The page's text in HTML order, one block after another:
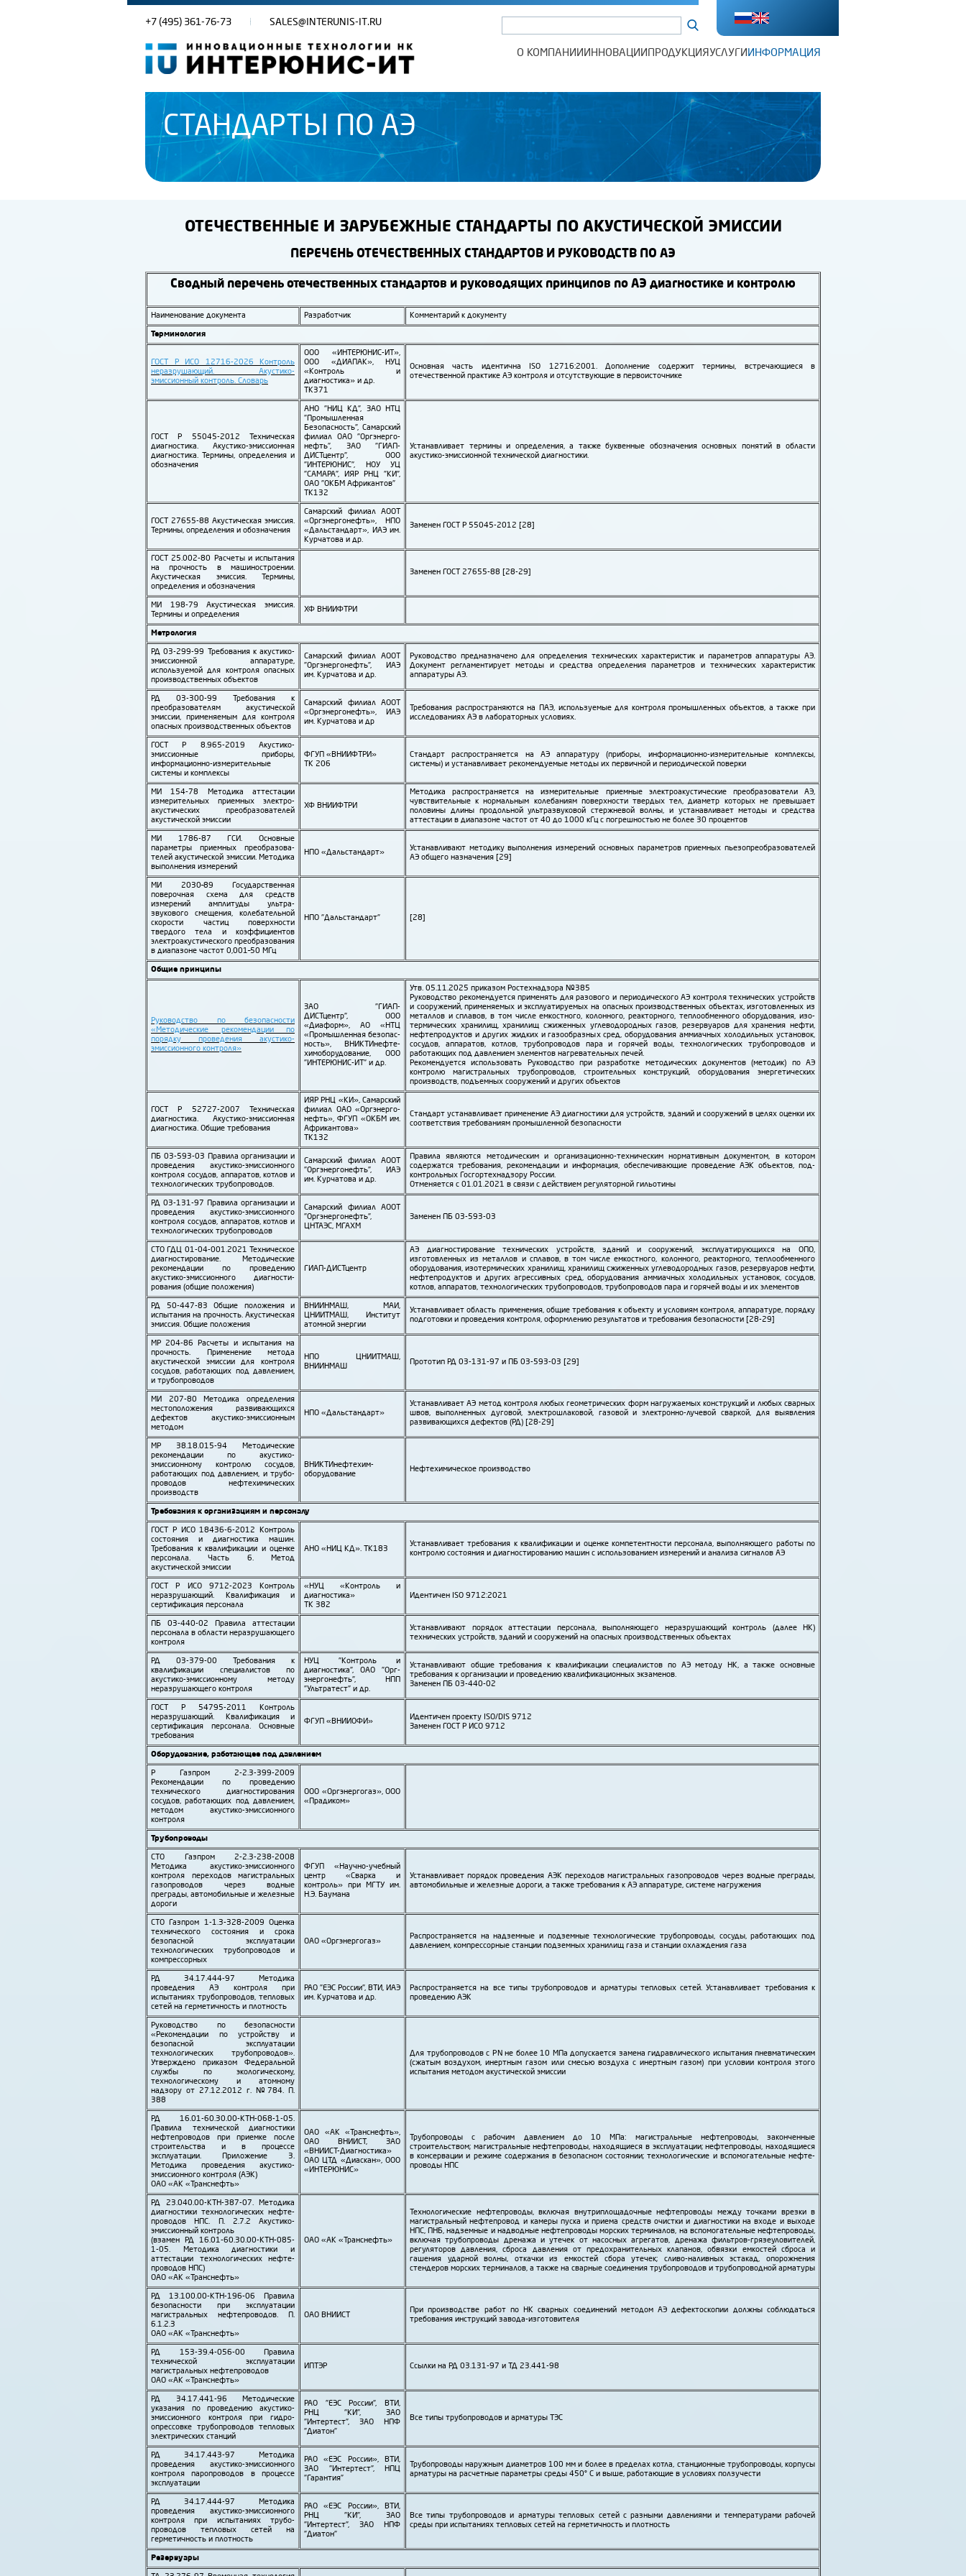
+7 (495) 361-76-73 SALES@INTERUNIS-IT.RU
О КОМПАНИИ ИННОВАЦИИПРОДУКЦИЯУСЛУГИ ИНФОРМАЦИЯ
СТАНДАРТЫ ПО АЭ
ОТЕЧЕСТВЕННЫЕ И ЗАРУБЕЖНЫЕ СТАНДАРТЫ ПО АКУСТИЧЕСКОЙ ЭМИССИИ
ПЕРЕЧЕНЬ ОТЕЧЕСТВЕННЫХ СТАНДАРТОВ И РУКОВОДСТВ ПО АЭ
Сводный перечень отечественных стандартов и руководящих принципов по АЭ диагностике и контролю
Наименование документа Разработчик Комментарий к документу
Терминология
ГОСТ Р ИСО 12716-2026 Контроль
неразрушающий. Акустико-
эмиссионный контроль. Словарь
ООО «ИНТЕРЮНИС-ИТ»,
ООО «ДИАПАК», НУЦ
«Контроль и
диагностика» и др.
ТК371
Основная часть идентична ISO 12716:2001. Дополнение содержит термины, встречающиеся в
отечественной практике АЭ контроля и отсутствующие в первоисточнике
ГОСТ Р 55045-2012 Техническая
диагностика. Акустико-эмиссионная
диагностика. Термины, определения и
обозначения
АНО "НИЦ КД", ЗАО НТЦ
"Промыш­ленная
Безопасность", Самарский
филиал ОАО "Орг­энерго­
нефть", ЗАО "ГИАП-
ДИСТцентр", ООО
"ИНТЕРЮНИС", НОУ УЦ
"САМАРА", ИЯР РНЦ "КИ",
ОАО "ОКБМ Африкантов"
ТК132
Устанавливает термины и определения, а также буквенные обозначения основных понятий в области
акустико-эмиссионной технической диагностики.
ГОСТ 27655-88 Акустическая эмиссия.
Термины, определения и обозначения
Самарский филиал АООТ
«Орг­энерго­нефть», НПО
«Даль­стандарт», ИАЭ им.
Курчатова и др.
Заменен ГОСТ Р 55045-2012 [28]
ГОСТ 25.002-80 Расчеты и испытания
на прочность в машино­строении.
Акустическая эмиссия. Термины,
определения и обозначения
Заменен ГОСТ 27655-88 [28-29]
МИ 198-79 Акустическая эмиссия.
Термины и определения
ХФ ВНИИФТРИ
Метрология
РД 03-299-99 Требования к акустико-
эмиссионной аппаратуре,
используемой для контроля опасных
производ­ственных объектов
Самарский филиал АООТ
"Орг­энерго­нефть", ИАЭ
им. Курчатова и др.
Руководство пред­назначено для определения технических характеристик и параметров аппаратуры АЭ.
Документ регламентирует методы и средства определения параметров и технических характеристик
аппаратуры АЭ.
РД 03-300-99 Требования к
преобразо­ва­телям акустической
эмиссии, применяемым для контроля
опасных производ­ственных объектов
Самарский филиал АООТ
«Орг­энерго­нефть», ИАЭ
им. Курчатова и др
Требования распро­страняются на ПАЭ, используемые для контроля промыш­ленных объектов, а также при
исследованиях АЭ в лабораторных условиях.
ГОСТ Р 8.965-2019 Акустико-
эмиссионные приборы,
информационно-измерительные
системы и комплексы
ФГУП «ВНИИФТРИ»
ТК 206
Стандарт распро­страняется на АЭ аппаратуру (приборы, информационно-измерительные комплексы,
системы) и устанавливает рекомендуемые методы их первичной и периодической поверки
МИ 154-78 Методика аттестации
измерительных приемных электро­
акустических преобразо­ва­телей
акустической эмиссии
ХФ ВНИИФТРИ
Методика распро­страняется на измерительные приемные электро­акустические преобразо­ва­тели АЭ,
чувствительные к нормальным колебаниям поверхности твердых тел, диаметр которых не превышает
половины длины продольной ультра­звуковой стержневой волны, и устанавливает методы и средства
аттестации в диапазоне частот от 40 до 1000 кГц с погрешностью не более 30 процентов
МИ 1786-87 ГСИ. Основные
параметры приемных преобразо­ва­
телей акустической эмиссии. Методика
выполнения измерений
НПО «Даль­стандарт»
Устанавливают методику выполнения измерений основных параметров приемных пьезо­преобразо­ва­телей
АЭ общего назначения [29]
МИ 2030–89 Государ­ственная
поверочная схема для средств
измерений амплитуды ультра­
звукового смещения, колебательной
скорости частиц поверхности
твердого тела и коэффициентов
электро­акустического преобразования
в диапазоне частот 0,001–50 МГц
НПО "Даль­стандарт" [28]
Общие принципы
Руко­вод­ство по безопас­ности
«Методические реко­мендации по
порядку проведения акустико-
эмиссионного контроля»
ЗАО "ГИАП-
ДИСТцентр", ООО
«Диаформ», АО «НТЦ
«Промыш­ленная безопас­
ность», ВНИКТИ­нефте­
хим­оборудо­вание, ООО
"ИНТЕРЮНИС-ИТ" и др.
Утв. 05.11.2025 приказом Рос­тех­над­зора №385
Руко­водство рекомен­дуется применять для разового и периоди­ческого АЭ контроля техни­ческих устройств
и сооружений, применяемых и эксплуати­руемых на опасных производ­ственных объектах, изготов­ленных из
металлов и сплавов, в том числе емкостного, колонного, реакторного, тепло­обменного оборудо­вания, изо­
термических хранилищ, хранилищ сжиженных угле­водо­родных газов, резер­вуаров для хранения нефти,
нефте­продуктов и других жидких и газо­образных сред, обору­дования аммиачных холодиль­ных установок,
сосудов, аппаратов, котлов, трубо­проводов пара и горячей воды, техно­логических трубо­проводов и
работающих под давлением элементов нагрева­тельных печей.
Рекомен­дуется использовать Руко­водство при разработке методи­ческих документов (методик) по АЭ
контролю маги­стральных трубо­проводов, строительных конструкций, оборудо­вания энерге­тических
производств, подъемных сооружений и других объектов
ГОСТ Р 52727-2007 Техническая
диагностика. Акустико-эмиссионная
диагностика. Общие требования
ИЯР РНЦ «КИ», Самарский
филиал ОАО «Орг­энерго­
нефть», ФГУП «ОКБМ им.
Африкантова»
ТК132
Стандарт устанавливает применение АЭ диагностики для устройств, зданий и сооружений в целях оценки их
соответствия требованиям промыш­ленной безопасности
ПБ 03-593-03 Правила организации и
проведения акустико-эмиссионного
контроля сосудов, аппаратов, котлов и
технологических трубо­проводов.
Самарский филиал АООТ
"Орг­энерго­нефть", ИАЭ
им. Курчатова и др.
Правила являются методическим и организационно-техническим нормативным документом, в котором
содержатся требования, рекомендации и информация, обеспечивающие проведение АЭК объектов, под­
контрольных Гос­гор­тех­надзору России.
Отменяется с 01.01.2021 в связи с действием регуляторной гильотины
РД 03-131-97 Правила организации и
проведения акустико-эмиссионного
контроля сосудов, аппаратов, котлов и
технологических трубо­проводов
Самарский филиал АООТ
"Орг­энерго­нефть",
ЦНТАЭС, МГАХМ
Заменен ПБ 03-593-03
СТО ГДЦ 01-04-001.2021 Техническое
диагности­рование. Методические
рекомендации по проведению
акустико-эмиссионного диагности­
рования (общие положения)
ГИАП-ДИСТцентр
АЭ диагности­рование технических устройств, зданий и сооружений, эксплуати­рующихся на ОПО,
изготовленных из металлов и сплавов, в том числе емкостного, колонного, реакторного, тепло­обменного
оборудования, изо­термических хранилищ, хранилищ сжиженных угле­водородных газов, резервуаров нефти,
нефте­продуктов и других агрессивных сред, оборудования аммиачных холодильных установок, сосудов,
котлов, аппаратов, технологических трубо­проводов, трубо­проводов пара и горячей воды и их элементов
РД 50-447-83 Общие положения и
испытания на прочность. Акустическая
эмиссия. Общие положения
ВНИИНМАШ, МАИ,
ЦНИИТМАШ, Институт
атомной энергии
Устанавливает область применения, общие требования к объекту и условиям контроля, аппаратуре, порядку
подготовки и проведения контроля, оформлению результатов и требования безопасности [28-29]
МР 204-86 Расчеты и испытания на
прочность. Применение метода
акустической эмиссии для контроля
сосудов, работающих под давлением,
и трубо­проводов
НПО ЦНИИТМАШ,
ВНИИНМАШ
Прототип РД 03-131-97 и ПБ 03-593-03 [29]
МИ 207-80 Методика определения
место­положения развивающихся
дефектов акустико-эмиссионным
методом
НПО «Даль­стандарт»
Устанавливает АЭ метод контроля любых геометрических форм нагружаемых конструкций и любых сварных
швов, выполненных дуговой, электро­шлаковой, газовой и электронно-лучевой сваркой, для выявления
развивающихся дефектов (РД) [28-29]
МР 38.18.015-94 Методические
рекомендации по акустико-
эмиссионному контролю сосудов,
работающих под давлением, и трубо­
проводов нефте­химических
производств
ВНИКТИ­нефте­хим­
оборудование
Нефте­химическое производство
Требования к организациям и персоналу
ГОСТ Р ИСО 18436-6-2012 Контроль
состояния и диагностика машин.
Требования к квалификации и оценке
персонала. Часть 6. Метод
акустической эмиссии
АНО «НИЦ КД». ТК183
Устанавливает требования к квалификации и оценке компетентности персонала, выполняющего работы по
контролю состояния и диагности­рованию машин с использованием измерений и анализа сигналов АЭ
ГОСТ Р ИСО 9712-2023 Контроль
неразрушающий. Квалификация и
сертификация персонала
«НУЦ «Контроль и
диагностика»
ТК 382
Идентичен ISO 9712:2021
ПБ 03-440-02 Правила аттестации
персонала в области неразрушающего
контроля
Устанавливают порядок аттестации персонала, выполняющего неразрушающий контроль (далее НК)
технических устройств, зданий и сооружений на опасных производ­ственных объектах
РД 03-379-00 Требования к
квалификации специалистов по
акустико-эмиссионному методу
неразрушающего контроля
НУЦ "Контроль и
диагностика", ОАО "Орг­
энерго­нефть", НПП
"Ультратест" и др.
Устанавливают общие требования к квалификации специалистов по АЭ методу НК, а также основные
требования к организации и проведению квалификаци­онных экзаменов.
Заменен ПБ 03-440-02
ГОСТ Р 54795-2011 Контроль
неразрушающий. Квалификация и
сертификация персонала. Основные
требования
ФГУП «ВНИИОФИ»
Идентичен проекту ISO/DIS 9712
Заменен ГОСТ Р ИСО 9712
Оборудование, работающее под давлением
Р Газпром 2-2.3-399-2009
Рекомендации по проведению
технического диагности­рования
сосудов, работающих под давлением,
методом акустико-эмиссионного
контроля
ООО «Орг­энерго­газ», ООО
«Прадиком»
Трубо­проводы
СТО Газпром 2-2.3-238-2008
Методика акустико-эмиссионного
контроля переходов магистральных
газо­проводов через водные
преграды, авто­мобильные и железные
дороги
ФГУП «Научно-­учебный
центр «Сварка и
контроль» при МГТУ им.
Н.Э. Баумана
Устанавливает порядок проведения АЭК переходов магистральных газо­проводов через водные преграды,
авто­мобильные и железные дороги, а также требования к АЭ аппаратуре, системе нагружения
СТО Газпром 1-1.3-328-2009 Оценка
технического состояния и срока
безопасной эксплуатации
технологических трубо­проводов и
компрессорных
ОАО «Орг­энерго­газ»
Распро­страняется на надземные и подземные технологические трубо­проводы, сосуды, работающих под
давлением, компрессорные станции подземных хранилищ газа и станции охлаждения газа
РД 34.17.444-97 Методика
проведения АЭ контроля при
испытаниях трубо­проводов, тепловых
сетей на герметичность и плотность
РАО "ЕЭС России", ВТИ, ИАЭ
им. Курчатова и др.
Распро­страняется на все типы трубо­проводов и арматуры тепловых сетей. Устанавливает требования к
проведению АЭК
Руководство по безопасности
«Рекомендации по устройству и
безопасной эксплуатации
технологических трубо­проводов».
Утверждено приказом Федеральной
службы по экологическому,
технологическому и атомному
надзору от 27.12.2012 г. №784. П.
388
Для трубо­проводов с PN не более 10 МПа допускается замена гидравлического испытания пневматическим
(сжатым воздухом, инертным газом или смесью воздуха с инертным газом) при условии контроля этого
испытания методом акустической эмиссии
РД 16.01-60.30.00-KTH-068-1-05.
Правила технической диагностики
нефте­проводов при приемке после
строительства и в процессе
эксплуатации. Приложение 3.
Методика проведения акустико-
эмиссионного контроля (АЭК)
ОАО «АК «Транснефть»
ОАО «АК «Транснефть»,
ОАО ВНИИСТ, ЗАО
«ВНИИСТ-Диагностика»
ОАО ЦТД «Диаскан», ООО
«ИНТЕРЮНИС»
Трубо­проводы с рабочим давлением до 10 МПа: магистральные нефте­проводы, законченные
строительством; магистральные нефте­проводы, находящиеся в эксплуатации; нефте­проводы, находящиеся
в консервации и режиме содержания в безопасном состоянии; технологические и вспомогательные нефте­
проводы НПС
РД 23.040.00-КТН-387-07. Методика
диагностики технологических нефте­
проводов НПС. П. 2.7.2 Акустико-
эмиссионный контроль
(взамен РД 16.01-60.30.00-КТН-085-
1-05. Методика диагностики и
аттестации технологических нефте­
проводов НПС)
ОАО «АК «Транснефть»
ОАО «АК «Транснефть»
Технологические нефте­проводы, включая внутри­площадочные нефте­проводы между точками врезки в
магистральный нефте­провод и камеры пуска и приема средств очистки и диагностики на входе и выходе
НПС, ПНБ, надземные и надводные нефте­проводы морских терминалов, на вспомогательные нефте­проводы,
включая трубо­проводы дренажа и утечек от насосных агрегатов, дренажа фильтров-грязе­уловителей,
регуляторов давления, сброса давления от предохранитель­ных клапанов, обвязки емкостей сброса и
гашения ударной волны, откачки из емкостей сбора утечек; сливо-наливных эстакад, опорожнения
стендеров морских терминалов, а также на сварные соединения трубо­проводов и трубо­проводной арматуры
РД 13.100.00-КТН-196-06 Правила
безопасности при эксплуатации
магистральных нефте­проводов. П.
6.1.2.3
ОАО «АК «Транснефть»
ОАО ВНИИСТ
При производстве работ по НК сварных соединений методом АЭ дефектоскопии должны соблюдаться
требования инструкций завода-изготовителя
РД 153-39.4-056-00 Правила
технической эксплуатации
магистральных нефте­проводов
ОАО «АК «Транснефть»
ИПТЭР Ссылки на РД 03.131-97 и ТД 23.441-98
РД 34.17.441-96 Методические
указания по проведению акустико-
эмиссионного контроля при гидро­
опрессовке трубо­проводов тепловых
электрических станций
РАО "ЕЭС России", ВТИ,
РНЦ "КИ", ЗАО
"Интертест", ЗАО НПФ
"Диатон"
Все типы трубо­проводов и арматуры ТЭС
РД 34.17.443-97 Методика
проведения акустико-эмиссионного
контроля паро­проводов в процессе
эксплуатации
РАО «ЕЭС России», ВТИ,
ЗАО "Интертест", НПЦ
"Гарантия"
Трубо­проводы наружным диаметров 100 мм и более в пределах котла, станционные трубо­проводы, корпусы
арматуры на расчетные параметры среды 450° С и выше, работающие в условиях ползучести
РД 34.17.444-97 Методика
проведения акустико-эмиссионного
контроля при испытаниях трубо­
проводов тепловых сетей на
герметичность и плотность
РАО «ЕЭС России», ВТИ,
РНЦ "КИ", ЗАО
"Интертест", ЗАО НПФ
"Диатон"
Все типы трубо­проводов и арматуры тепловых сетей с разными давлениями и температурами рабочей
среды при испытаниях тепловых сетей на герметичность и плотность
Резервуары